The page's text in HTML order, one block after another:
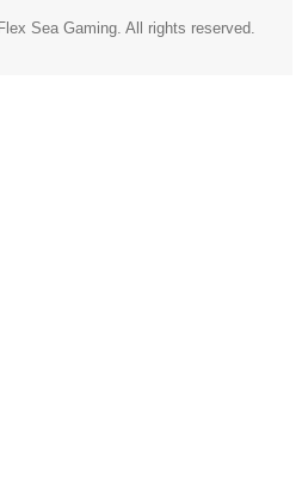
Sea Gaming. All rights reserved.